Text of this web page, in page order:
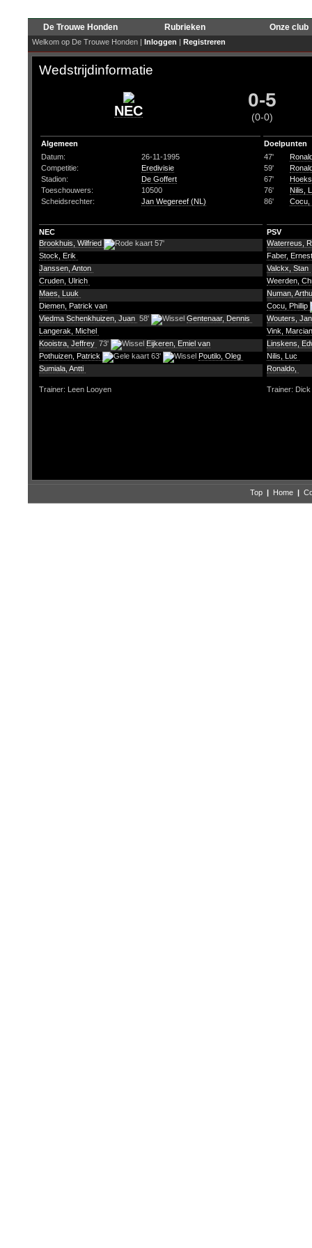
De Trouwe Honden Rubrieken Onze club
Welkom op De Trouwe Honden | Inloggen | Registreren
Wedstrijdinformatie
NEC 0-5
(0-0)
Algemeen
Datum:
26-11-1995
Competitie:
Eredivisie
Stadion:
De Goffert
Toeschouwers:
10500
Scheidsrechter:
Jan Wegereef (NL)
Doelpunten
47'
59'
67'
76'
Nilis,
86'
Cocu,
NEC
PSV
Brookhuis, Wilfried
57'
Stock, Erik
Janssen, Anton
Cruden, Ulrich
Maes, Luuk
Diemen, Patrick van
Viedma Schenkhuizen, Juan 58'
Gentenaar, Dennis
Langerak, Michel
Kooistra, Jeffrey 73'
Eijkeren, Emiel van
Pothuizen, Patrick
63'
Poutilo, Oleg
Sumiala, Antti
Waterreus,
Faber,
Valckx, Stan
Weerden,
Numan,
Cocu, Phillip
Wouters,
Vink,
Linskens,
Nilis, Luc
Ronaldo,
Trainer: Leen Looyen Trainer: Dick
Top | Home |